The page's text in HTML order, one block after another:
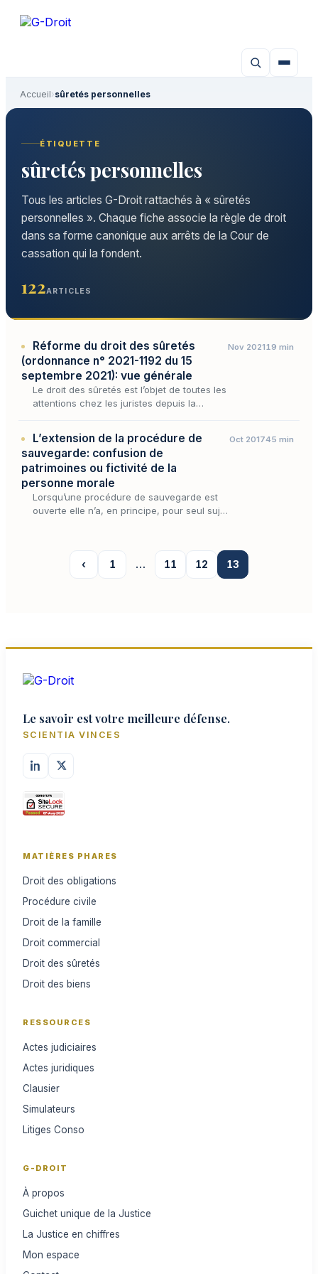
Accueil›sûretés personnelles
ÉTIQUETTE
sûretés personnelles
Tous les articles G-Droit rattachés à « sûretés
personnelles ». Chaque fiche associe la règle de droit
dans sa forme canonique aux arrêts de la Cour de
cassation qui la fondent.
122ARTICLES
Réforme du droit des sûretés
(ordonnance n° 2021-1192 du 15
septembre 2021): vue générale
Le droit des sûretés est l’objet de toutes les
attentions chez les juristes depuis la
droit des sûr…
Nov 202119 min
L’extension de la procédure de
sauvegarde: confusion de
patrimoines ou fictivité de la
personne morale
Lorsqu’une procédure de sauvegarde est
ouverte elle n’a, en principe, pour seul sujet
Oct 201745 min
‹ 1 … 11 12 13
Le savoir est votre meilleure défense.
SCIENTIA VINCES
MATIÈRES PHARES
Droit des obligations
Procédure civile
Droit de la famille
Droit commercial
Droit des sûretés
Droit des biens
RESSOURCES
Actes judiciaires
Actes juridiques
Clausier
Simulateurs
Litiges Conso
G-DROIT
À propos
Guichet unique de la Justice
La Justice en chiffres
Mon espace